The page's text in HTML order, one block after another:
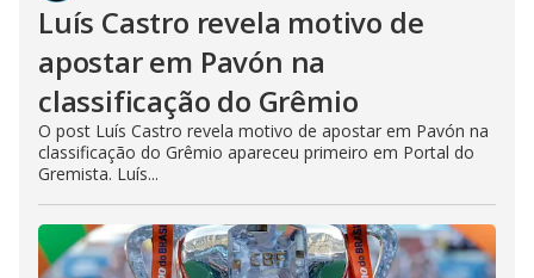
Luís Castro revela motivo de
apostar em Pavón na
classificação do Grêmio
O post Luís Castro revela motivo de apostar em Pavón na
classificação do Grêmio apareceu primeiro em Portal do
Gremista. Luís...